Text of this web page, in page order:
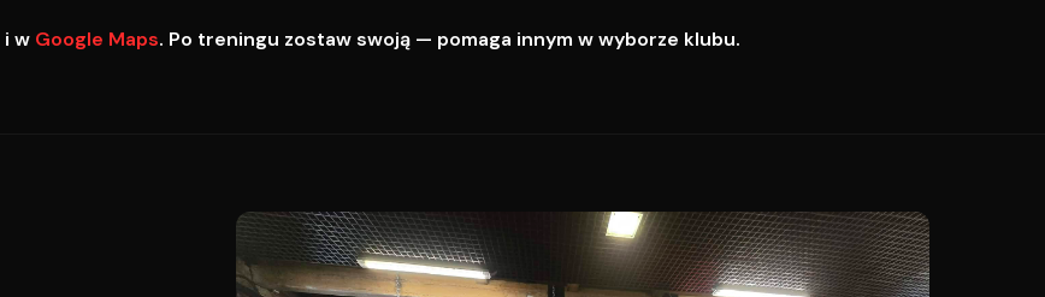
i w Google Maps. Po treningu zostaw swoją — pomaga innym w wyborze klubu.